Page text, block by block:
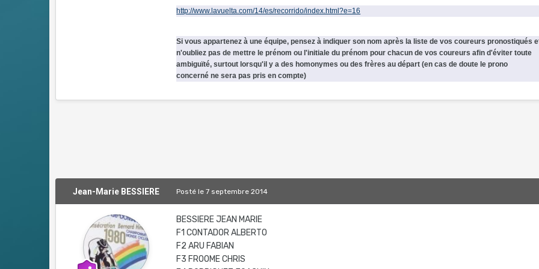
http://www.lavuelta.com/14/es/recorrido/index.html?e=16
Si vous appartenez à une équipe, pensez à indiquer son nom après la liste de vos coureurs pronostiqués
n'oubliez pas de mettre le prénom ou l'initiale du prénom pour chacun de vos coureurs afin d'éviter toute
ambiguïté, surtout lorsqu'il y a des homonymes ou des frères au départ (en cas de doute le prono
concerné ne sera pas pris en compte)
Jean-Marie BESSIERE Postéle 7 septembre 2014
BESSIERE JEAN MARIE
F1 CONTADOR ALBERTO
F2 ARU FABIAN
F3 FROOME CHRIS